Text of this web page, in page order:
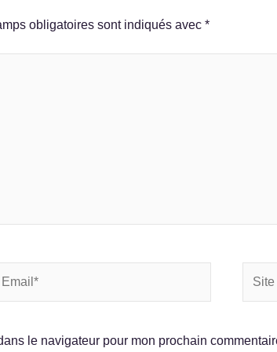
obligatoires sont indiqués avec *
le navigateur pour mon prochain